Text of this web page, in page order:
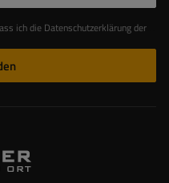
der Website zur Kenntnis genommen habe